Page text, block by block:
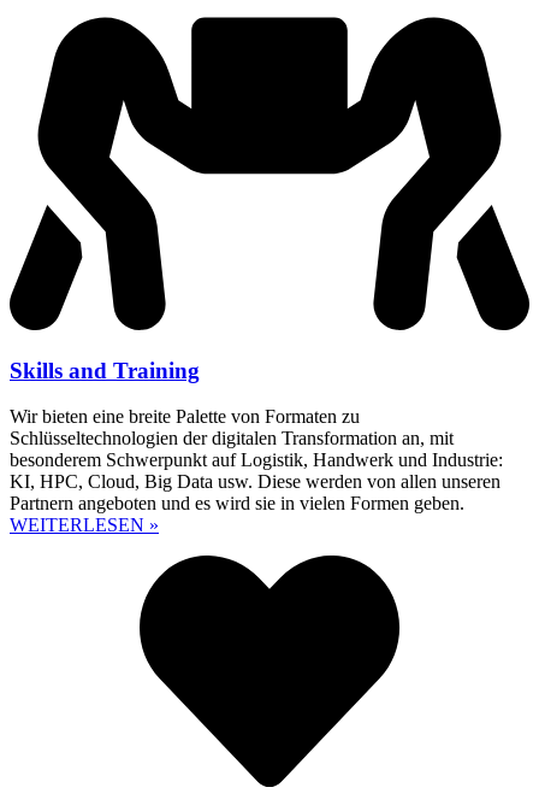
Skills and Training
Wir bieten eine breite Palette von Formaten zu
Schlüsseltechnologien der digitalen Transformation an, mit
besonderem Schwerpunkt auf Logistik, Handwerk und Industrie:
KI, HPC, Cloud, Big Data usw. Diese werden von allen unseren
Partnern angeboten und es wird sie in vielen Formen geben.
WEITERLESEN »